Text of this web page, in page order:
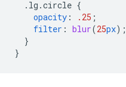
.lg.circle {
opacity : .25 ;
filter : blur(25px);
}
}